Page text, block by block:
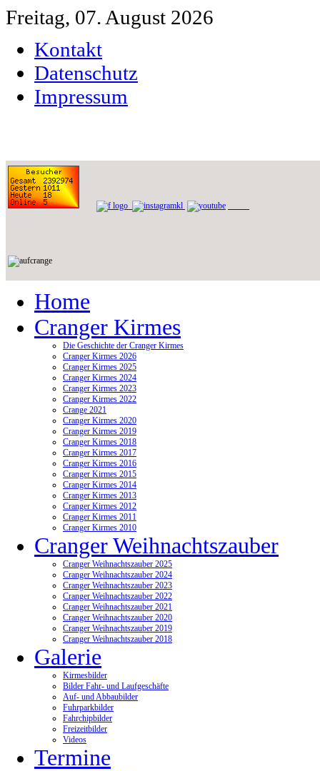
Freitag, 07. August 2026
Kontakt
Datenschutz
Impressum
Home
Cranger Kirmes
Die Geschichte der Cranger Kirmes
Cranger Kirmes 2026
Cranger Kirmes 2025
Cranger Kirmes 2024
Cranger Kirmes 2023
Cranger Kirmes 2022
Crange 2021
Cranger Kirmes 2020
Cranger Kirmes 2019
Cranger Kirmes 2018
Cranger Kirmes 2017
Cranger Kirmes 2016
Cranger Kirmes 2015
Cranger Kirmes 2014
Cranger Kirmes 2013
Cranger Kirmes 2012
Cranger Kirmes 2011
Cranger Kirmes 2010
Cranger Weihnachtszauber
Cranger Weihnachtszauber 2025
Cranger Weihnachtszauber 2024
Cranger Weihnachtszauber 2023
Cranger Weihnachtszauber 2022
Cranger Weihnachtszauber 2021
Cranger Weihnachtszauber 2020
Cranger Weihnachtszauber 2019
Cranger Weihnachtszauber 2018
Galerie
Kirmesbilder
Bilder Fahr- und Laufgeschäfte
Auf- und Abbaubilder
Fuhrparkbilder
Fahrchipbilder
Freizeitbilder
Videos
Termine